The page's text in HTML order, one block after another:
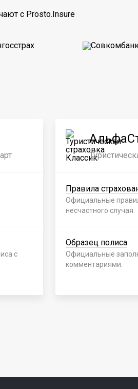
с Prosto.Insure
с
Правила
Официальные
несчастного случая.
Образец полиса
Официальные
комментариями.